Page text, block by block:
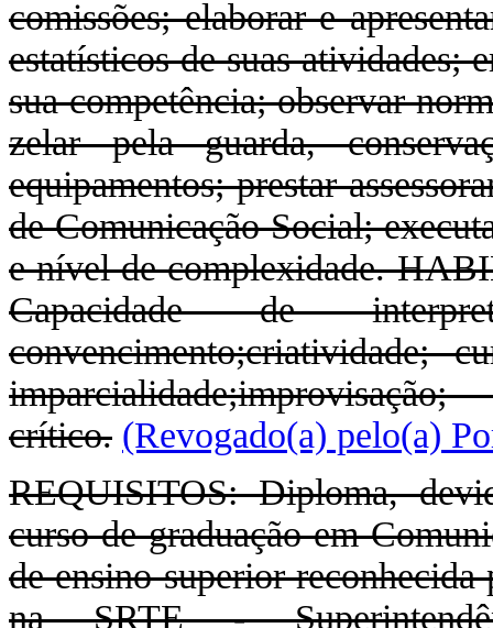
comissões; elaborar e
estatísticos de suas atividades;
sua competência; observar
zelar pela guarda,
equipamentos; prestar
de Comunicação Social;
e nível de complexidade.
Capacidade de
convencimento;criatividade;
crítico. (Revogado(a) pelo(a)
REQUISITOS: Diploma,
curso de graduação em
de ensino superior
na SRTE -